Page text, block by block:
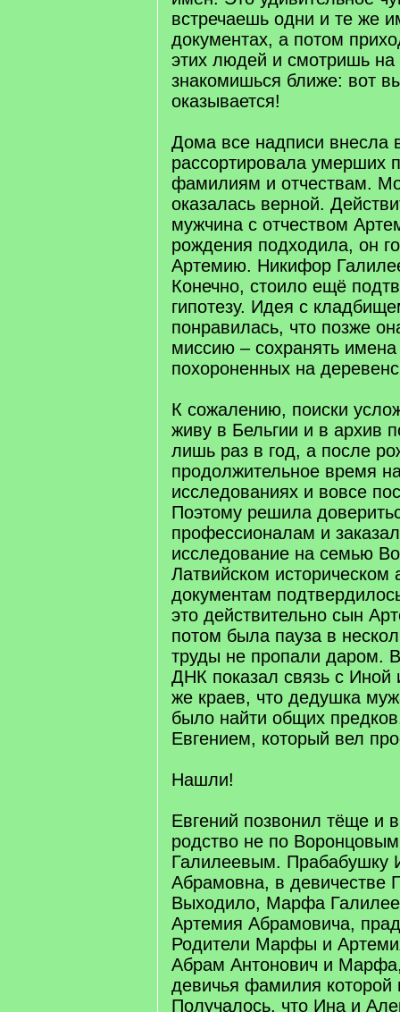
встречаешь одни и те же
документах, а потом
этих людей и смотришь на
знакомишься ближе: вот
оказывается!
Дома все надписи внесла
рассортировала умерших
фамилиям и отчествам.
оказалась верной.
мужчина с отчеством
рождения подходила, он
Артемию. Никифор
Конечно, стоило ещё
гипотезу. Идея с
понравилась, что позже
миссию – сохранять
похороненных на
К сожалению, поиски
живу в Бельгии и в архив
лишь раз в год, а после
продолжительное время
исследованиях и вовсе
Поэтому решила
профессионалам и
исследование на семью
Латвийском историческом
документам
это действительно сын
потом была пауза в
труды не пропали даром.
ДНК показал связь с Иной
же краев, что дедушка
было найти общих
Евгением, который вел
Нашли!
Евгений позвонил тёще и
родство не по
Галилеевым.
Абрамовна, в девичестве
Выходило, Марфа
Артемия Абрамовича,
Родители Марфы и
Абрам Антонович и
девичья фамилия которой
Получалось, что Ина и